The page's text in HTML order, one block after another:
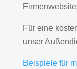
Für eine
unser
Beispiele für